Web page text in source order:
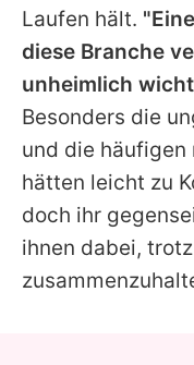
Laufen hält.
diese Branche
unheimlich
Besonders die
und die häufigen
hätten leicht zu
doch ihr
ihnen dabei,